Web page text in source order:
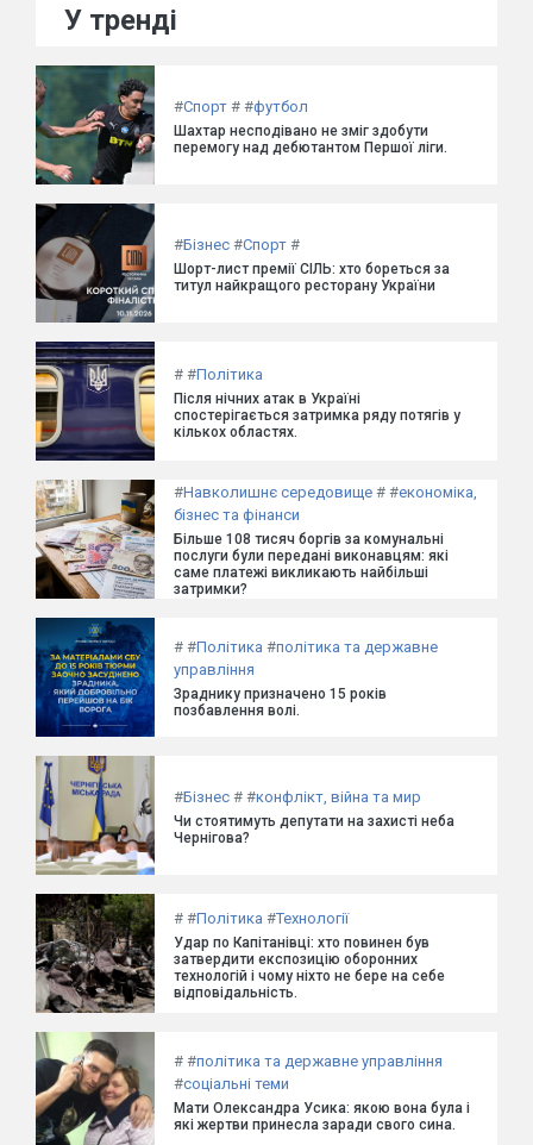
У тренді
#Спорт # #футбол
Шахтар несподівано не зміг здобути
перемогу над дебютантом Першої ліги.
#Бізнес #Спорт #
Шорт-лист премії СІЛЬ: хто бореться за
титул найкращого ресторану України
# #Політика
Після нічних атак в Україні
спостерігається затримка ряду потягів у
кількох областях.
#Навколишнє середовище # #економіка,
бізнес та фінанси
Більше 108 тисяч боргів за комунальні
послуги були передані виконавцям: які
саме платежі викликають найбільші
затримки?
# #Політика #політика та державне
управління
Зраднику призначено 15 років
позбавлення волі.
#Бізнес # #конфлікт, війна та мир
Чи стоятимуть депутати на захисті неба
Чернігова?
# #Політика #Технології
Удар по Капітанівці: хто повинен був
затвердити експозицію оборонних
технологій і чому ніхто не бере на себе
відповідальність.
# #політика та державне управління
#соціальні теми
Мати Олександра Усика: якою вона була і
які жертви принесла заради свого сина.